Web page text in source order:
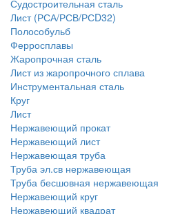
Судостроительная сталь
Лист (РСА/РСВ/РСD32)
Полособульб
Ферросплавы
Жаропрочная сталь
Лист из жаропрочного сплава
Инструментальная сталь
Круг
Лист
Нержавеющий прокат
Нержавеющий лист
Нержавеющая труба
Труба эл.св нержавеющая
Труба бесшовная нержавеющая
Нержавеющий круг
Нержавеющий квадрат